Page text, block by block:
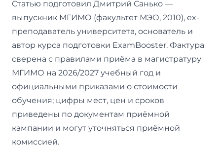
Статью подготовил Дмитрий Санько —
выпускник МГИМО (факультет МЭО, 2010), ex-
преподаватель университета, основатель и
автор курса подготовки ExamBooster. Фактура
сверена с правилами приёма в магистратуру
МГИМО на 2026/2027 учебный год и
официальными приказами о стоимости
обучения; цифры мест, цен и сроков
приведены по документам приёмной
кампании и могут уточняться приёмной
комиссией.